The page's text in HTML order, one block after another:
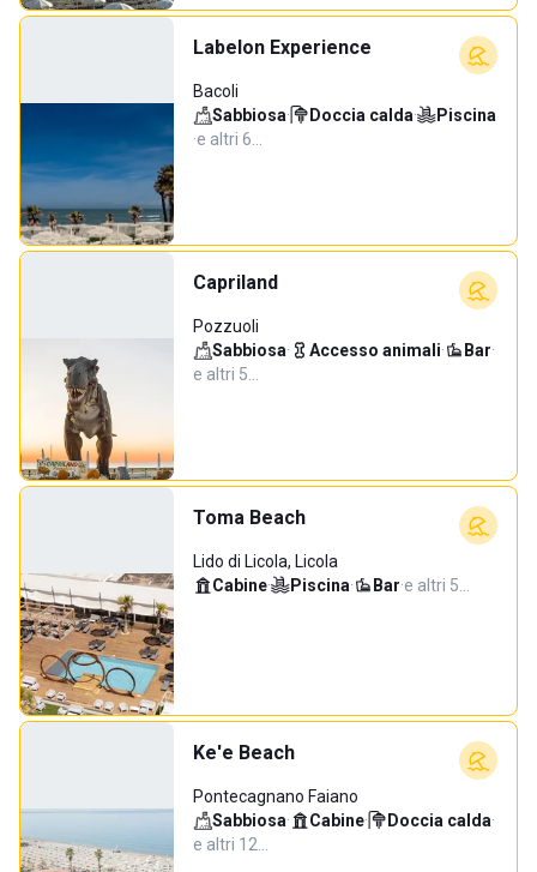
Labelon Experience
Bacoli
Sabbiosa· Doccia calda·
Piscina
·e altri 6…
Capriland
Pozzuoli
Sabbiosa· Accesso animali· Bar·
e altri 5…
Toma Beach
Lido di Licola, Licola
Cabine· Piscina· Bar·e altri 5…
Ke'e Beach
Pontecagnano Faiano
Sabbiosa· Cabine· Doccia calda·
e altri 12…